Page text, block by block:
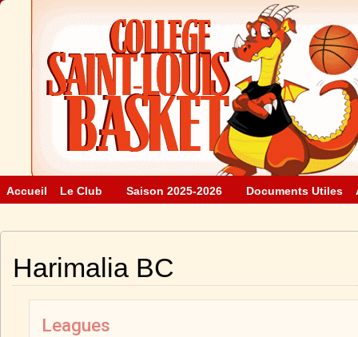
Accueil Le Club Saison 2025-2026 Documents Utiles
Harimalia BC
Leagues